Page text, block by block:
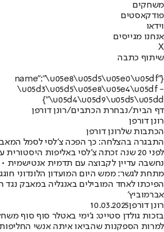
משחקים
פודקאסטים
וידאו
אנחנו מגייסים
X
שיתוף כתבה
{"name":"\u05e8\u05d5\u05e0\u05df
\u05d3\u05d5\u05e8\u05e4\u05df -
\u05d4\u05d9\u05d5\u05dd"}
דף הבית/נבחרת הכתבים/רונן דורפן
רונן דורפן
הכתבות שלרונן דורפן
התבגרה בהצלחה: כך הפכה צ'לסי לסמל
לפני 20 שנה זכתה צ'לסי באליפות
נחשבה עדיין לקבוצה עם תדמית אנטישמית
הפיכתו לאחד המובילים באנגליה במאבק נגד
אברמוביץ'
רונן דורפן10.03.2025
בזכות גולדן סטייט: ג'ימי באטלר סוף סוף
למרות הספקנות שהביאו איתה אנשי